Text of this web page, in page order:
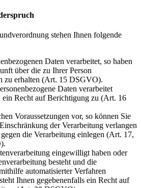
stehen Ihnen folgende
Daten verarbeitet, so haben
über die zu Ihrer Person
zu erhalten (Art. 15 DSGVO).
Daten verarbeitet
ein Recht auf Berichtigung zu (Art. 16
Voraussetzungen vor, so können Sie
der Verarbeitung verlangen
die Verarbeitung einlegen (Art. 17,
eingewilligt haben oder
besteht und die
automatisierter Verfahren
Ihnen gegebenenfalls ein Recht auf